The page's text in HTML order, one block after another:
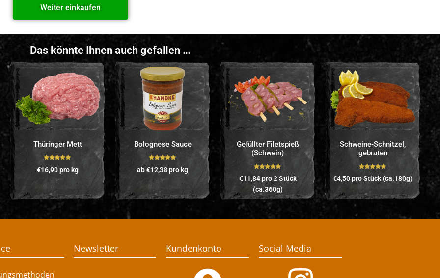
Weiter einkaufen
Das könnte Ihnen auch gefallen …
Thüringer Mett
5.00von 5
€16,90pro kg
Bolognese Sauce
5.00von 5
ab€12,38pro kg
Gefüllter Filetspieß
(Schwein)
5.00von 5
€11,84 pro 2 Stück
(ca.360g)
Schweine-Schnitzel,
gebraten
5.00von 5
€4,50pro Stück (ca.180g)
Newsletter Kundenkonto Social Media